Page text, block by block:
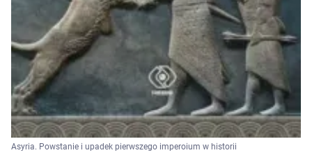
Asyria. Powstanie i upadek pierwszego imperoium w historii